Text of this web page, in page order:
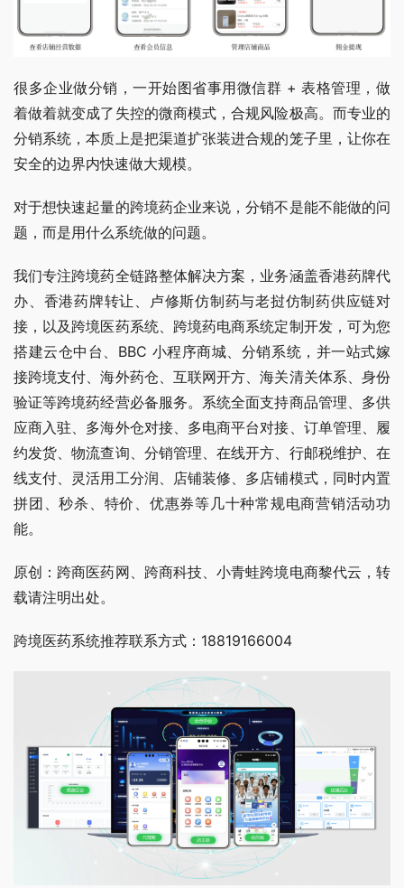
很多企业做分销，一开始图省事用微信群 + 表格管理，做
着做着就变成了失控的微商模式，合规风险极高。而专业的
分销系统，本质上是把渠道扩张装进合规的笼子里，让你在
安全的边界内快速做大规模。
对于想快速起量的跨境药企业来说，分销不是能不能做的问
题，而是用什么系统做的问题。
我们专注跨境药全链路整体解决方案，业务涵盖香港药牌代
办、香港药牌转让、卢修斯仿制药与老挝仿制药供应链对
接，以及跨境医药系统、跨境药电商系统定制开发，可为您
搭建云仓中台、BBC 小程序商城、分销系统，并一站式嫁
接跨境支付、海外药仓、互联网开方、海关清关体系、身份
验证等跨境药经营必备服务。系统全面支持商品管理、多供
应商入驻、多海外仓对接、多电商平台对接、订单管理、履
约发货、物流查询、分销管理、在线开方、行邮税维护、在
线支付、灵活用工分润、店铺装修、多店铺模式，同时内置
拼团、秒杀、特价、优惠券等几十种常规电商营销活动功
能。
原创：跨商医药网、跨商科技、小青蛙跨境电商黎代云，转
载请注明出处。
跨境医药系统推荐联系方式：18819166004